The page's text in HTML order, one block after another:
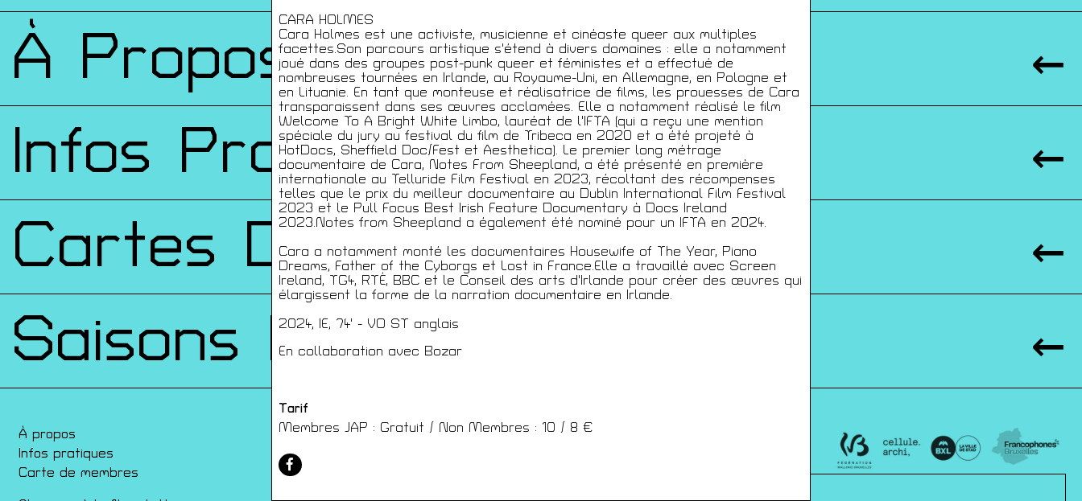
CARA HOLMES
Cara Holmes est une activiste, musicienne et cinéaste queer aux multiples
facettes.Son parcours artistique s'étend à divers domaines : elle a notamment
joué dans des groupes post-punk queer et féministes et a effectué de
nombreuses tournées en Irlande, au Royaume-Uni, en Allemagne, en Pologne et
en Lituanie. En tant que monteuse et réalisatrice de films, les prouesses de Cara
transparaissent dans ses œuvres acclamées. Elle a notamment réalisé le film
Welcome To A Bright White Limbo, lauréat de l'IFTA (qui a reçu une mention
spéciale du jury au festival du film de Tribeca en 2020 et a été projeté à
HotDocs, Sheffield Doc/Fest et Aesthetica). Le premier long métrage
documentaire de Cara, Notes From Sheepland, a été présenté en première
internationale au Telluride Film Festival en 2023, récoltant des récompenses
telles que le prix du meilleur documentaire au Dublin International Film Festival
2023 et le Pull Focus Best Irish Feature Documentary à Docs Ireland
2023.Notes from Sheepland a également été nominé pour un IFTA en 2024.
Cara a notamment monté les documentaires Housewife of The Year, Piano
Dreams, Father of the Cyborgs et Lost in France.Elle a travaillé avec Screen
Ireland, TG4, RTÉ, BBC et le Conseil des arts d'Irlande pour créer des œuvres qui
élargissent la forme de la narration documentaire en Irlande.
2024, IE, 74' - VO ST anglais
En collaboration avec Bozar
Tarif
Membres JAP : Gratuit / Non Membres : 10 / 8 €
À Propos
Infos Pratiques
Cartes De Membre
Saisons Précédentes
À propos
Infos pratiques
Carte de membres
Conférences
JEUNESSE & ARTS PLASTIQUES